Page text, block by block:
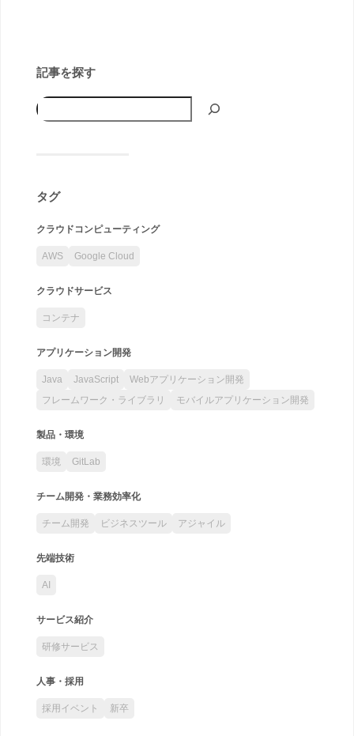
記事を探す
タグ
クラウドコンピューティング
AWS Google Cloud
クラウドサービス
コンテナ
アプリケーション開発
Java JavaScript
Webアプリケーション開発
フレームワーク・ライブラリ
モバイルアプリケーション開発
製品・環境
環境 GitLab
チーム開発・業務効率化
チーム開発 ビジネスツール アジャイル
先端技術
AI
サービス紹介
研修サービス
人事・採用
採用イベント 新卒